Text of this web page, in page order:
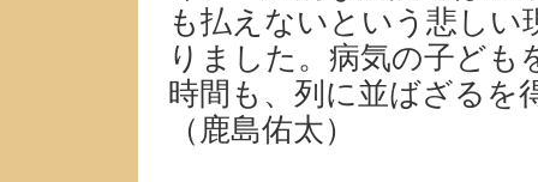
も払えないという悲し
りました。病気の子ども
時間も、列に並ばざるを
（鹿島佑太）